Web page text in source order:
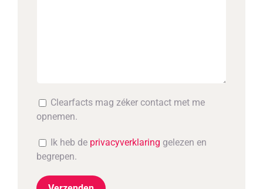
Clearfacts mag zéker contact met me
opnemen.
Ik heb de privacyverklaring gelezen en
begrepen.